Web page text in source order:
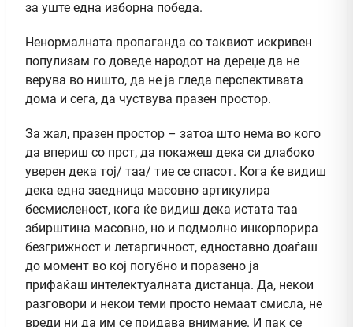
за уште една изборна победа.
Ненормалната пропаганда со таквиот искривен
популизам го доведе народот на дереџе да не
верува во ништо, да не ја гледа перспективата
дома и сега, да чуствува празен простор.
За жал, празен простор – затоа што нема во кого
да впериш со прст, да покажеш дека си длабоко
уверен дека тој/ таа/ тие се спасот. Кога ќе видиш
дека една заедница масовно артикулира
бесмисленост, кога ќе видиш дека истата таа
збирштина масовно, но и подмолно инкорпорира
безгрижност и летаргичност, едноставно доаѓаш
до момент во кој погубно и поразено ја
прифаќаш интелектуалната дистанца. Да, некои
разговори и некои теми просто немаат смисла, не
вреди ни да им се придава внимание. И пак се